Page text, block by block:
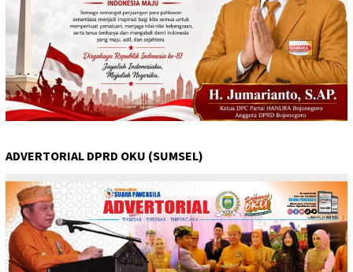
ADVERTORIAL DPRD OKU (SUMSEL)